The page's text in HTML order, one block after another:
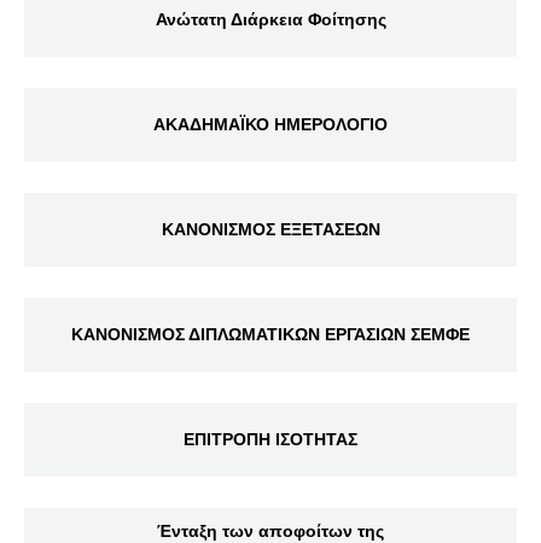
Ανώτατη Διάρκεια Φοίτησης
ΑΚΑΔΗΜΑΪΚΟ ΗΜΕΡΟΛΟΓΙΟ
ΚΑΝΟΝΙΣΜΟΣ ΕΞΕΤΑΣΕΩΝ
ΚΑΝΟΝΙΣΜΟΣ ΔΙΠΛΩΜΑΤΙΚΩΝ ΕΡΓΑΣΙΩΝ ΣΕΜΦΕ
ΕΠΙΤΡΟΠΗ ΙΣΟΤΗΤΑΣ
Ένταξη των αποφοίτων της